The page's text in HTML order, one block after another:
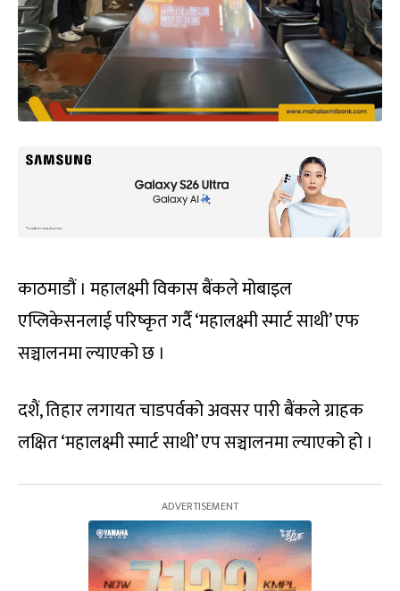
काठमाडौं । महालक्ष्मी विकास बैंकले मोबाइल
एप्लिकेसनलाई परिष्कृत गर्दै ‘महालक्ष्मी स्मार्ट साथी’ एफ
सञ्चालनमा ल्याएको छ ।
दशैं, तिहार लगायत चाडपर्वको अवसर पारी बैंकले ग्राहक
लक्षित ‘महालक्ष्मी स्मार्ट साथी’ एप सञ्चालनमा ल्याएको हो ।